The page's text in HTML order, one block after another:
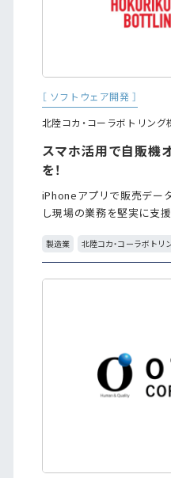
［ ソフトウェア開発 ］
北陸コカ・コーラボトリング
スマホ活用で自販機
を！
iPhoneアプリで販売デー
し現場の業務を堅実に支援
製造業 北陸コカ・コーラボトリ